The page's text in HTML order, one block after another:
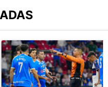
"Revelan un detalle clave
Un artículo de tendencia con el